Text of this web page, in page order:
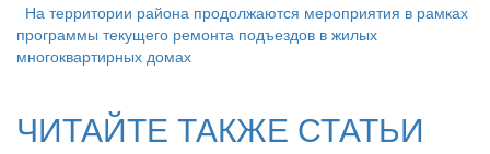
На территории района продолжаются мероприятия в рамках
программы текущего ремонта подъездов в жилых
многоквартирных домах
ЧИТАЙТЕ ТАКЖЕ СТАТЬИ